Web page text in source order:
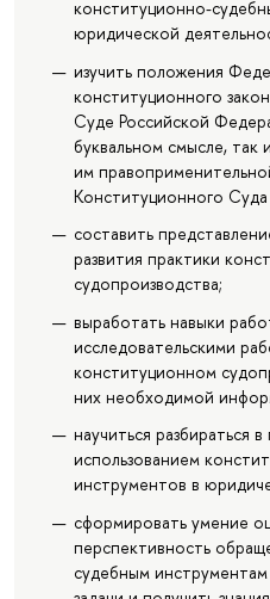
конституционно-
юридической
изучить положения
конституционного
Суде Российской
буквальном смысле, так
им
Конституционного
составить
развития практики
судопроизводства;
выработать навыки
исследовательскими
конституционном
них необходимой
научиться разбираться
использованием
инструментов в
сформировать умение
перспективность
судебным